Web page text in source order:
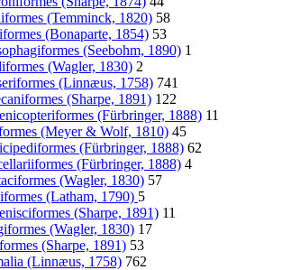
(Temminck, 1820) 58
(Bonaparte, 1854) 53
(Seebohm, 1890) 1
(Wagler, 1830) 2
(Linnæus, 1758) 741
(Sharpe, 1891) 122
(Fürbringer, 1888) 11
(Meyer & Wolf, 1810) 45
(Fürbringer, 1888) 62
(Fürbringer, 1888) 4
(Wagler, 1830) 57
(Latham, 1790) 5
(Sharpe, 1891) 11
(Wagler, 1830) 17
(Sharpe, 1891) 53
(Linnæus, 1758) 762